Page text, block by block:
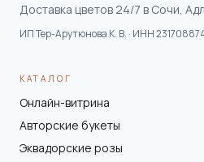
Доставка цветов 24/7 в Сочи,
ИП Тер-Арутюнова К. В. · ИНН
КАТАЛОГ
Онлайн-витрина
Авторские букеты
Эквадорские розы